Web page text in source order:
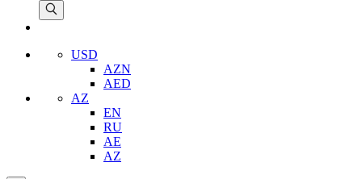
USD
AZN
AED
AZ
EN
RU
AE
AZ